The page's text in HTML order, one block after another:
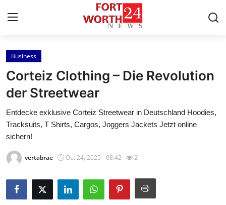
Home
Press Release
Contact
Privacy Policy
About
News Network
Business
Corteiz Clothing – Die Revolution
der Streetwear
Entdecke exklusive Corteiz Streetwear in Deutschland Hoodies,
Tracksuits, T Shirts, Cargos, Joggers Jackets Jetzt online
sichern!
vertabrae Oct 24, 2025 - 08:42 2